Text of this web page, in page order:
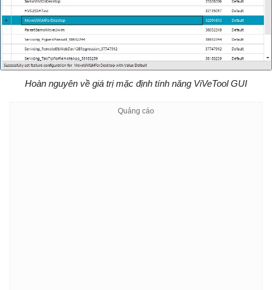
Hoàn nguyên về giá trị mặc định tính năng ViVeTool GUI